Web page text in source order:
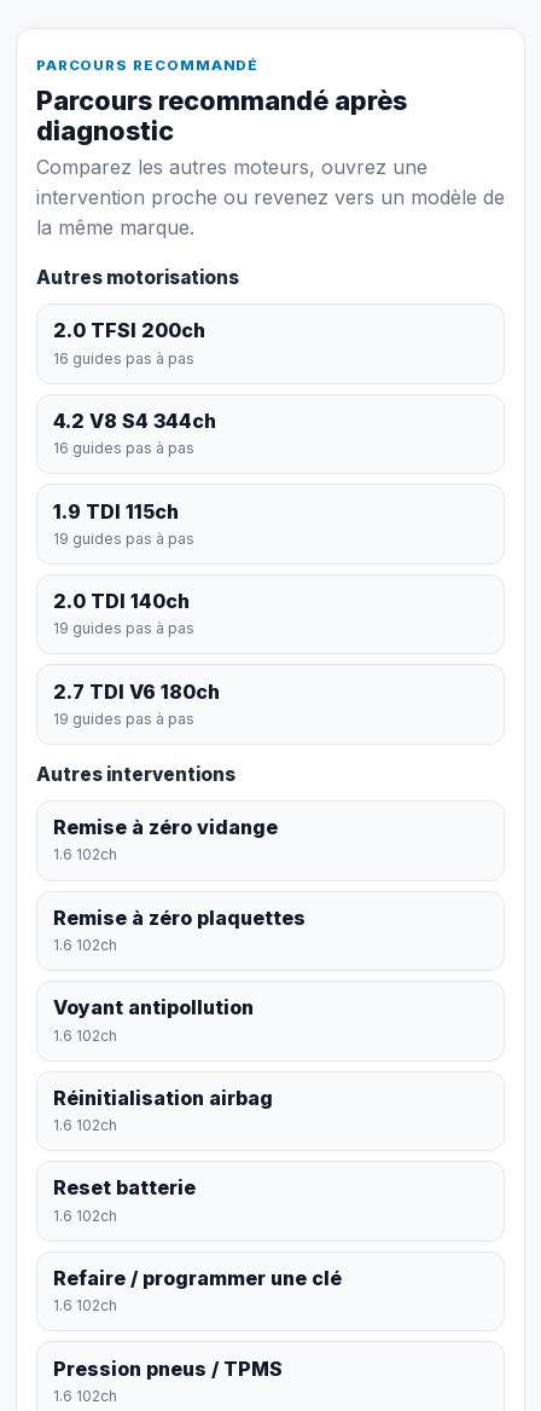
PARCOURS RECOMMANDÉ
Parcours recommandé après
diagnostic
Comparez les autres moteurs, ouvrez une
intervention proche ou revenez vers un modèle de
la même marque.
Autres motorisations
2.0 TFSI 200ch
16 guides pas à pas
4.2 V8 S4 344ch
16 guides pas à pas
1.9 TDI 115ch
19 guides pas à pas
2.0 TDI 140ch
19 guides pas à pas
2.7 TDI V6 180ch
19 guides pas à pas
Autres interventions
Remise à zéro vidange
1.6 102ch
Remise à zéro plaquettes
1.6 102ch
Voyant antipollution
1.6 102ch
Réinitialisation airbag
1.6 102ch
Reset batterie
1.6 102ch
Refaire / programmer une clé
1.6 102ch
Pression pneus / TPMS
1.6 102ch